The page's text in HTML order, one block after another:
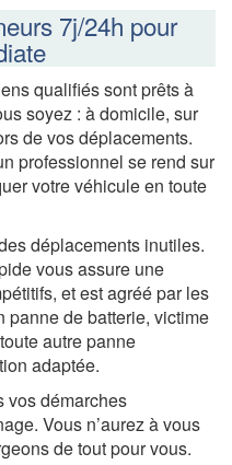
7j/24h pour
qualifiés sont prêts à
soyez : à domicile, sur
de vos déplacements.
professionnel se rend sur
votre véhicule en toute
déplacements inutiles.
vous assure une
et est agréé par les
panne de batterie, victime
autre panne
adaptée.
vos démarches
Vous n’aurez à vous
de tout pour vous.